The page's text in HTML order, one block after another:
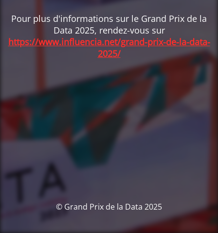
Pour plus d'informations sur le Grand Prix de la
Data 2025, rendez-vous sur
https://www.influencia.net/grand-prix-de-la-data-
2025/
© Grand Prix de la Data 2025